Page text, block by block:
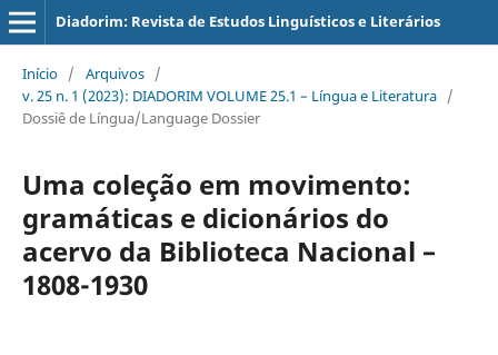
Diadorim: Revista de Estudos Linguísticos e Literários
Início / Arquivos /
v. 25 n. 1 (2023): DIADORIM VOLUME 25.1 – Língua e Literatura /
Dossiê de Língua/Language Dossier
Uma coleção em movimento:
gramáticas e dicionários do
acervo da Biblioteca Nacional –
1808-1930